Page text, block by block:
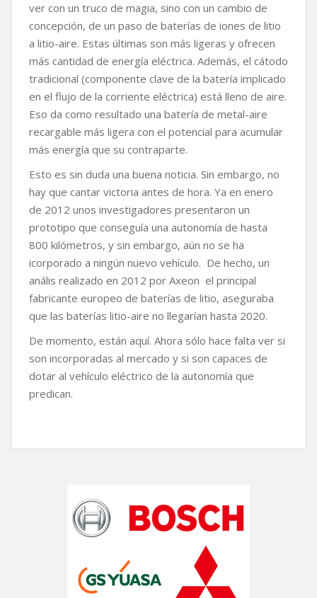
ver con un truco de magia, sino con un cambio de
concepción, de un paso de baterías de iones de litio
a litio-aire. Estas últimas son más ligeras y ofrecen
más cantidad de energía eléctrica. Además, el cátodo
tradicional (componente clave de la batería implicado
en el flujo de la corriente eléctrica) está lleno de aire.
Eso da como resultado una batería de metal-aire
recargable más ligera con el potencial para acumular
más energía que su contraparte.
Esto es sin duda una buena noticia. Sin embargo, no
hay que cantar victoria antes de hora. Ya en enero
de 2012 unos investigadores presentaron un
prototipo que conseguía una autonomía de hasta
800 kilómetros, y sin embargo, aún no se ha
icorporado a ningún nuevo vehículo. De hecho, un
anális realizado en 2012 por Axeon el principal
fabricante europeo de baterías de litio, aseguraba
que las baterías litio-aire no llegarían hasta 2020.
De momento, están aquí. Ahora sólo hace falta ver si
son incorporadas al mercado y si son capaces de
dotar al vehículo eléctrico de la autonomía que
predican.